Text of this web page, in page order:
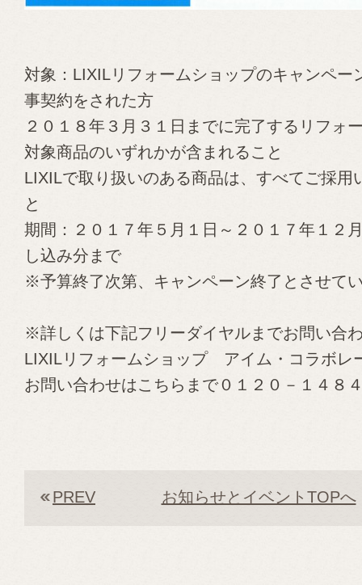
対象：LIXILリフォームショップのキャンペー
事契約をされた方
２０１８年３月３１日までに完了するリフォ
対象商品のいずれかが含まれること
LIXILで取り扱いのある商品は、すべてご採用
と
期間：２０１７年５月１日～２０１７年１２
し込み分まで
※予算終了次第、キャンペーン終了とさせて
※詳しくは下記フリーダイヤルまでお問い合
LIXILリフォームショップ アイム・コラボレ
お問い合わせはこちらまで０１２０－１４８
PREV お知らせとイベントTOPへ